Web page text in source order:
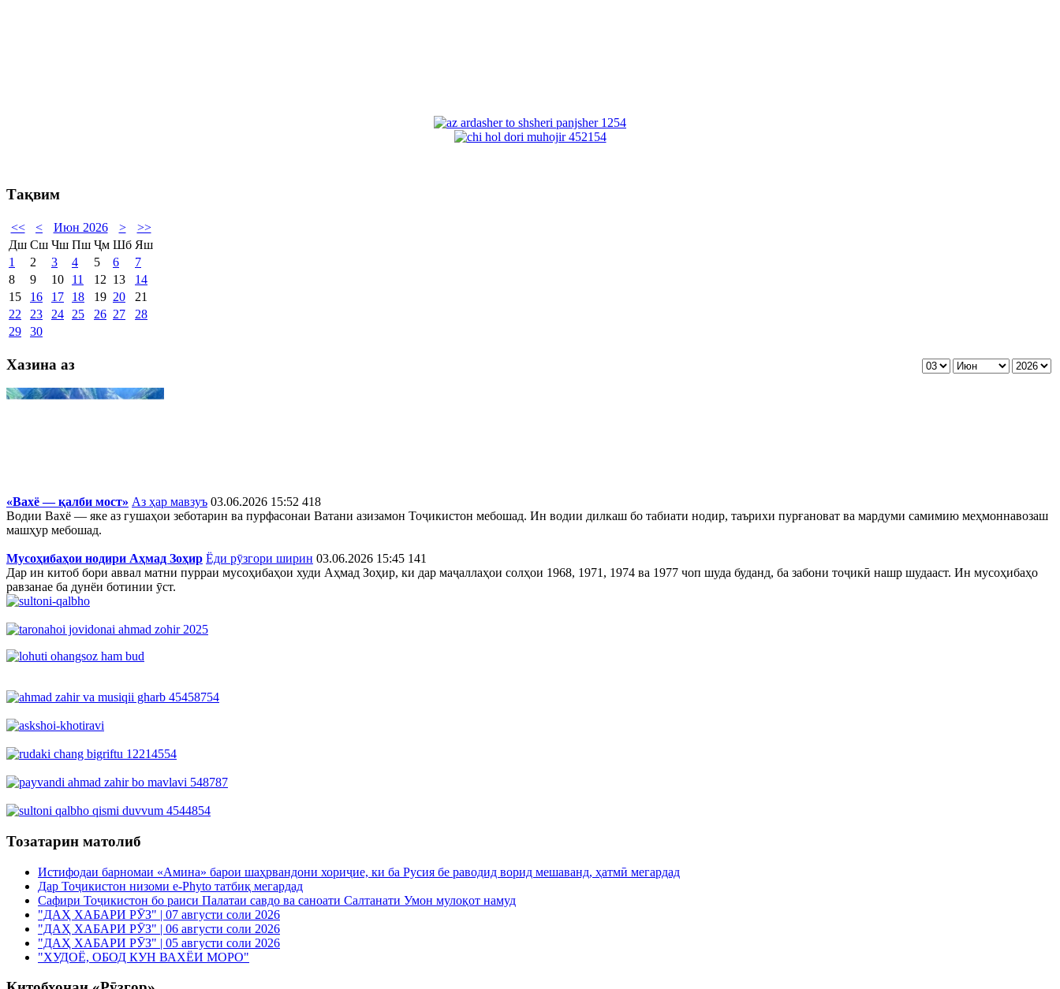
Тақвим
<< < Июн 2026 >
>>
Дш Сш Чш Пш Ҷм Шб Яш
1
2 3 4 5 6
7
8
9 10 11 12 13
14
15
16 17 18 19 20
21
22
23 24 25 26 27
28
29
30
Хазина аз
«Вахё — қалби мост» Аз ҳар мавзуъ 03.06.2026 15:52 418
Водии Вахё — яке аз гушаҳои зеботарин ва пурфасонаи Ватани азизамон Тоҷикистон мебошад. Ин водии дилкаш бо табиати нодир, таърихи пурғановат ва мардуми самимию меҳмоннавозаш
машҳур мебошад.
Мусоҳибаҳои нодири Аҳмад Зоҳир Ёди рӯзгори ширин 03.06.2026 15:45 141
Дар ин китоб бори аввал матни пурраи мусоҳибаҳои худи Аҳмад Зоҳир, ки дар маҷаллаҳои солҳои 1968, 1971, 1974 ва 1977 чоп шуда буданд, ба забони тоҷикӣ нашр шудааст. Ин мусоҳибаҳо
равзанае ба дунёи ботинии ӯст.
Тозатарин матолиб
Истифодаи барномаи «Амина» барои шаҳрвандони хориҷие, ки ба Русия бе раводид ворид мешаванд, ҳатмӣ мегардад
Дар Тоҷикистон низоми e-Phyto татбиқ мегардад
Сафири Тоҷикистон бо раиси Палатаи савдо ва саноати Салтанати Умон мулоқот намуд
"ДАҲ ХАБАРИ РӮЗ" | 07 августи соли 2026
"ДАҲ ХАБАРИ РӮЗ" | 06 августи соли 2026
"ДАҲ ХАБАРИ РӮЗ" | 05 августи соли 2026
"ХУДОЁ, ОБОД КУН ВАХЁИ МОРО"